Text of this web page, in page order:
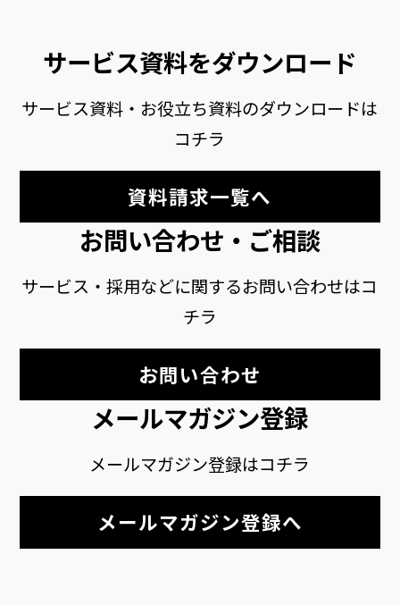
サービス資料をダウンロード
サービス資料・お役立ち資料のダウンロードは
コチラ
資料請求一覧へ
お問い合わせ・ご相談
サービス・採用などに関するお問い合わせはコ
チラ
お問い合わせ
メールマガジン登録
メールマガジン登録はコチラ
メールマガジン登録へ